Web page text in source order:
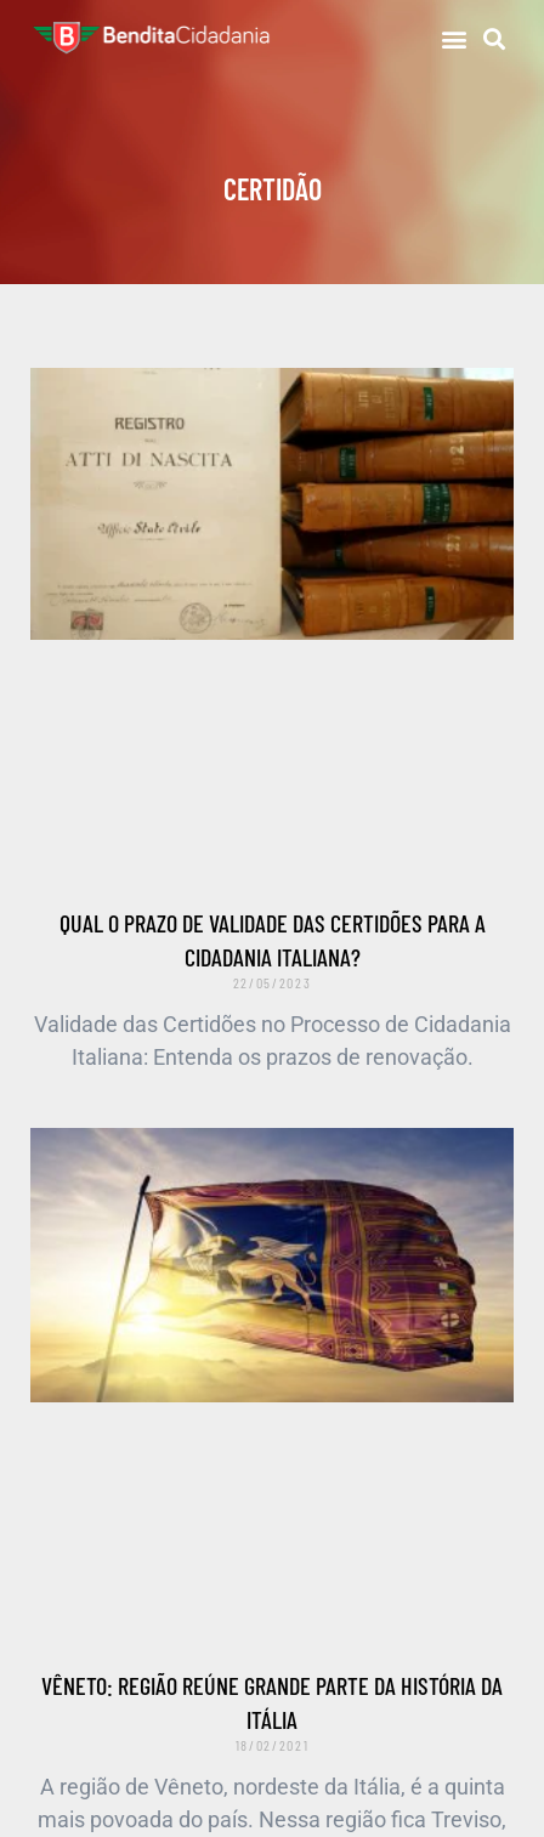
CERTIDÃO
QUAL O PRAZO DE VALIDADE DAS CERTIDÕES PARA A
CIDADANIA ITALIANA?
22/05/2023
Validade das Certidões no Processo de Cidadania
Italiana: Entenda os prazos de renovação.
VÊNETO: REGIÃO REÚNE GRANDE PARTE DA HISTÓRIA DA
ITÁLIA
18/02/2021
A região de Vêneto, nordeste da Itália, é a quinta
mais povoada do país. Nessa região fica Treviso,